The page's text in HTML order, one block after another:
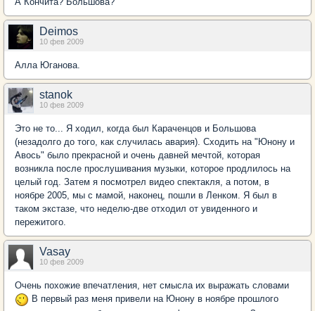
Deimos
10 фев 2009
Алла Юганова.
stanok
10 фев 2009
Это не то... Я ходил, когда был Караченцов и Большова
(незадолго до того, как случилась авария). Сходить на "Юнону и
Авось" было прекрасной и очень давней мечтой, которая
возникла после прослушивания музыки, которое продлилось на
целый год. Затем я посмотрел видео спектакля, а потом, в
ноябре 2005, мы с мамой, наконец, пошли в Ленком. Я был в
таком экстазе, что неделю-две отходил от увиденного и
пережитого.
Vasay
10 фев 2009
Очень похожие впечатления, нет смысла их выражать словами
В первый раз меня привели на Юнону в ноябре прошлого